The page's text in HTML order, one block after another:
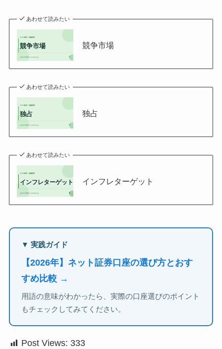
あわせて読みたい
競争市場
あわせて読みたい
独占
あわせて読みたい
インフレターゲット
▼ 実践ガイド
【2026年】ネット証券口座の選び方とおす
すめ比較 →
用語の意味がわかったら、実際の口座選びのポイント
もチェックしてみてください。
Post Views: 333